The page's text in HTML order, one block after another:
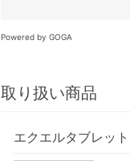
Powered by GOGA
取り扱い商品
エクエルタブレット